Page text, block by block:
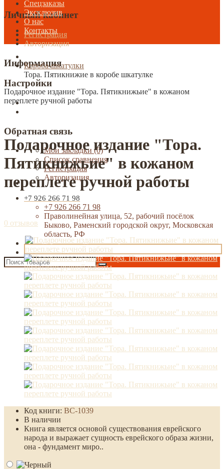
Личный кабинет
Регистрация
Авторизация
Информация
Настройки
Обратная связь
Мои закладки (0)
Список сравнения
Регистрация
Авторизация
+7 926 266 71 98
+7 926 266 71 98
Праволинейная улица, 52, рабочий посёлок
Быково, Раменский городской округ, Московская
область, РФ
Спецзаказы
Эксклюзив
О нас
Контакты
Короба-шкатулки
Тора. Пятикнижие в коробе шкатулке
Подарочное издание "Тора. Пятикнижьие" в кожаном
переплете ручной работы
Подарочное издание "Тора.
Пятикнижьие" в кожаном
переплете ручной работы
0 отзывов
Код книги: BC-1039
В наличии
Книга является основой существования еврейского
народа и выражает сущность еврейского образа жизни,
она - фундамент миро..